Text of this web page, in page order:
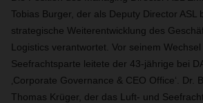
Tobias Burger, der als Deputy Director ASL
strategische Weiterentwicklung des
Logistics verantwortet. Vor seinem
Seefrachtsparte leitete der 43-jährige bei
‚Corporate Governance & CEO Office‘. Dr.
Thomas Krüger, der das Luft- und